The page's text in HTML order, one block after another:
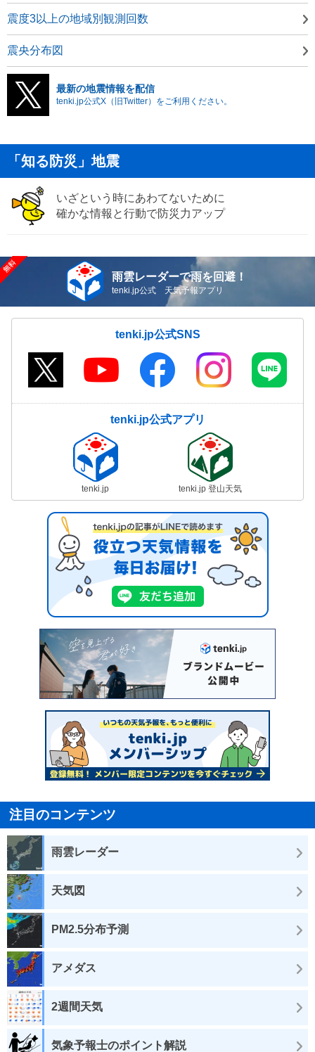
震度3以上の地域別観測回数
震央分布図
最新の地震情報を配信
tenki.jp公式X（旧Twitter）をご利用ください。
「知る防災」地震
いざという時にあわてないために
確かな情報と行動で防災力アップ
雨雲レーダーで雨を回避！
tenki.jp公式 天気予報アプリ
tenki.jp公式SNS
tenki.jp公式アプリ
tenki.jp tenki.jp 登山天気
注目のコンテンツ
雨雲レーダー
天気図
PM2.5分布予測
アメダス
2週間天気
気象予報士のポイント解説